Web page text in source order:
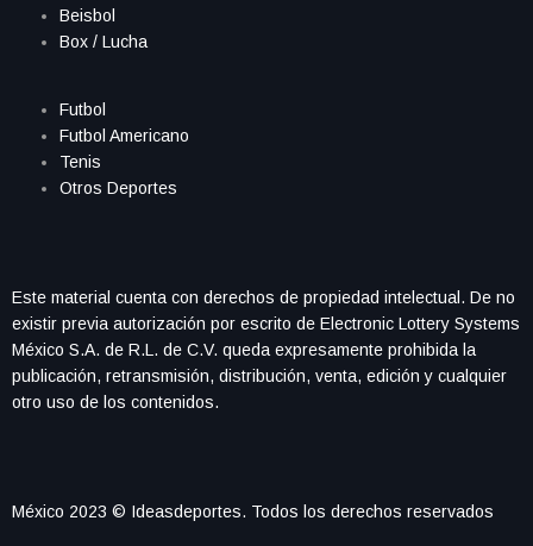
Beisbol
Box / Lucha
Futbol
Futbol Americano
Tenis
Otros Deportes
Este material cuenta con derechos de propiedad intelectual. De no
existir previa autorización por escrito de Electronic Lottery Systems
México S.A. de R.L. de C.V. queda expresamente prohibida la
publicación, retransmisión, distribución, venta, edición y cualquier
otro uso de los contenidos.
México 2023 © Ideasdeportes. Todos los derechos reservados